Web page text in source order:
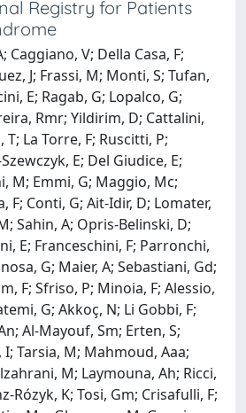
Registry for Patients
Caggiano, V; Della Casa, F;
J; Frassi, M; Monti, S; Tufan,
E; Ragab, G; Lopalco, G;
Rmr; Yildirim, D; Cattalini,
La Torre, F; Ruscitti, P;
E; Del Giudice, E;
M; Emmi, G; Maggio, Mc;
F; Conti, G; Ait-Idir, D; Lomater,
Sahin, A; Opris-Belinski, D;
E; Franceschini, F; Parronchi,
G; Maier, A; Sebastiani, Gd;
F; Sfriso, P; Minoia, F; Alessio,
G; Akkoç, N; Li Gobbi, F;
Al-Mayouf, Sm; Erten, S;
I; Tarsia, M; Mahmoud, Aaa;
M; Laymouna, Ah; Ricci,
Rózyk, K; Tosi, Gm; Crisafulli, F;